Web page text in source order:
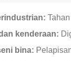
kenderaan:
bina: